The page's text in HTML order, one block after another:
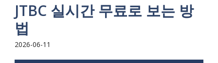
JTBC 실시간 무료로 보는 방
법
2026-06-11